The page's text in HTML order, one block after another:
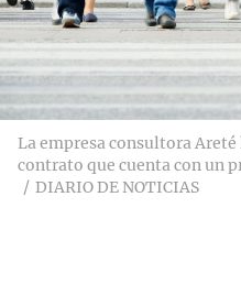
La empresa consultora
contrato que cuenta con un
DIARIO DE NOTICIAS